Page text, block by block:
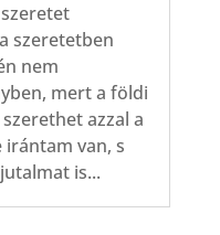
szeretetben
nem
mert a földi
azzal a
van, s
is...